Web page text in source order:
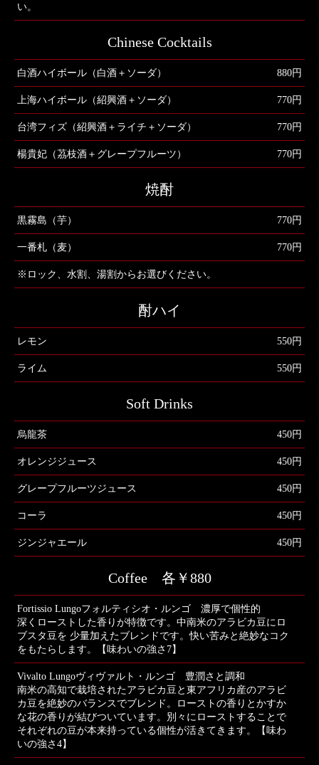
い。
Chinese Cocktails
白酒ハイボール（白酒＋ソーダ） 880円
上海ハイボール（紹興酒＋ソーダ） 770円
台湾フィズ（紹興酒＋ライチ＋ソーダ） 770円
楊貴妃（茘枝酒＋グレープフルーツ） 770円
焼酎
黒霧島（芋） 770円
一番札（麦） 770円
※ロック、水割、湯割からお選びください。
酎ハイ
レモン 550円
ライム 550円
Soft Drinks
烏龍茶 450円
オレンジジュース 450円
グレープフルーツジュース 450円
コーラ 450円
ジンジャエール 450円
Coffee 各￥880
Fortissio Lungoフォルティシオ・ルンゴ 濃厚で個性的
深くローストした香りが特徴です。中南米のアラビカ豆にロ
ブスタ豆を 少量加えたブレンドです。快い苦みと絶妙なコク
をもたらします。【味わいの強さ7】
Vivalto Lungoヴィヴァルト・ルンゴ 豊潤さと調和
南米の高知で栽培されたアラビカ豆と東アフリカ産のアラビ
カ豆を絶妙のバランスでブレンド。ローストの香りとかすか
な花の香りが結びついています。別々にローストすることで
それぞれの豆が本来持っている個性が活きてきます。【味わ
いの強さ4】